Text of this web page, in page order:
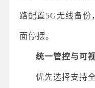
路配置5G无线备份
面停摆。
统一管控与可
优先选择支持